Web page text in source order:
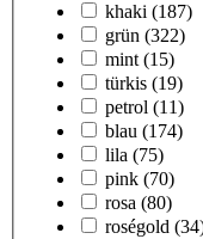
khaki (187)
grün (322)
mint (15)
türkis (19)
petrol (11)
blau (174)
lila (75)
pink (70)
rosa (80)
roségold